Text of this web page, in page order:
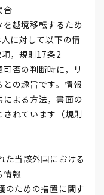
合
越境移転するため
に対して以下の情
，規則17条2
否の判断時に，リ
の趣旨です。情報
よる方法，書面の
れています（規則
当該外国における
情報
ための措置に関す